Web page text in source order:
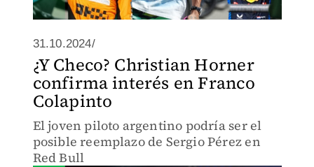
31.10.2024/
¿Y Checo? Christian Horner
confirma interés en Franco
Colapinto
El joven piloto argentino podría ser el
posible reemplazo de Sergio Pérez en
Red Bull